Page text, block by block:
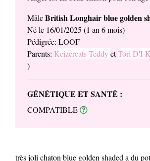
MâleBritish Longhair blue golden
Né le 16/01/2025 (1 an 6 mois)
Pédigrée: LOOF
Parents: Keizercats TeddyetTori D'I-
)
GÉNÉTIQUE ET SANTÉ :
COMPATIBLE
très joli chaton blue golden shaded a du